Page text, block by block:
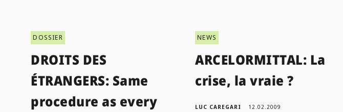
DOSSIER
DROITS DES
ÉTRANGERS: Same
procedure as every
NEWS
ARCELORMITTAL: La
crise, la vraie ?
LUC CAREGARI 12.02.2009